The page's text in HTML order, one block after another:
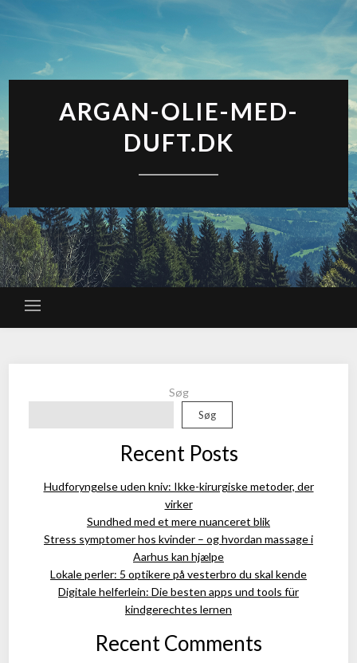
ARGAN-OLIE-MED-
DUFT.DK
Søg
Søg
Recent Posts
Hudforyngelse uden kniv: Ikke-kirurgiske metoder, der
virker
Sundhed med et mere nuanceret blik
Stress symptomer hos kvinder – og hvordan massage i
Aarhus kan hjælpe
Lokale perler: 5 optikere på vesterbro du skal kende
Digitale helferlein: Die besten apps und tools für
kindgerechtes lernen
Recent Comments